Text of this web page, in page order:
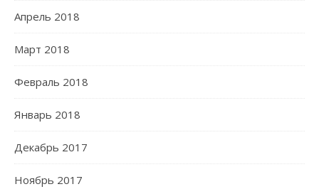
Апрель 2018
Март 2018
Февраль 2018
Январь 2018
Декабрь 2017
Ноябрь 2017